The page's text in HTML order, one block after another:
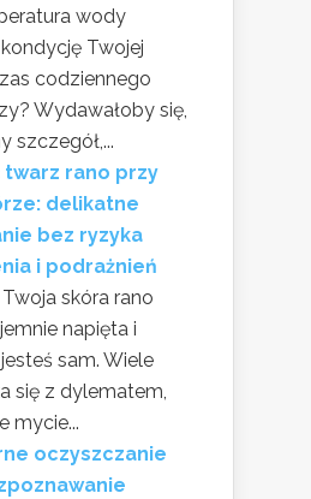
wody
Twojej
codziennego
Wydawałoby się,
szczegół,...
twarz rano przy
delikatne
bez ryzyka
i podrażnień
skóra rano
napięta i
sam. Wiele
się z dylematem,
mycie...
oczyszczanie